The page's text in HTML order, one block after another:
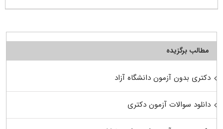
مطالب برگزیده
دکتری بدون آزمون دانشگاه آزاد
دانلود سوالات آزمون دکتری